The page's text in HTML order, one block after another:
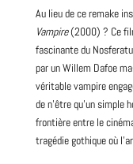
Au lieu de ce remake
Vampire(2000) ? Ce
fascinante du
par un Willem Dafoe
véritable vampire
de n’être qu’un
frontière entre le
tragédie gothique où